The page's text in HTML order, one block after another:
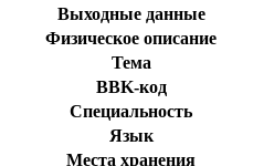
Выходные данные
Физическое описание
Тема
BBK-код
Специальность
Язык
Места хранения